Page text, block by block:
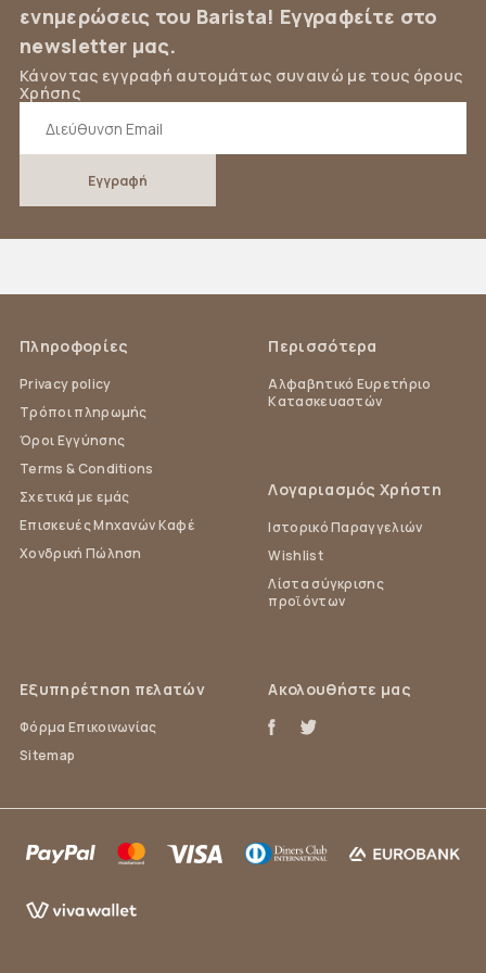
ενημερώσεις του Barista! Εγγραφείτε στο
newsletter μας.
Κάνοντας εγγραφή αυτομάτως συναινώ με τους όρους
Χρήσης
Πληροφορίες
Privacy policy
Τρόποι πληρωμής
Όροι Εγγύησης
Terms & Conditions
Σχετικά με εμάς
Επισκευές Μηχανών Καφέ
Χονδρική Πώληση
Εξυπηρέτηση πελατών
Φόρμα Επικοινωνίας
Sitemap
Περισσότερα
Αλφαβητικό Ευρετήριο
Κατασκευαστών
Λογαριασμός Χρήστη
Ιστορικό Παραγγελιών
Wishlist
Λίστα σύγκρισης
προϊόντων
Ακολουθήστε μας